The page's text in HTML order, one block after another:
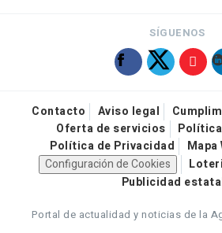
SÍGUENOS
Contacto Aviso legal
Oferta de servicios
Política de Privacidad
Mapa
Configuración de Cookies
Publicidad
Portal de actualidad y noticias de la